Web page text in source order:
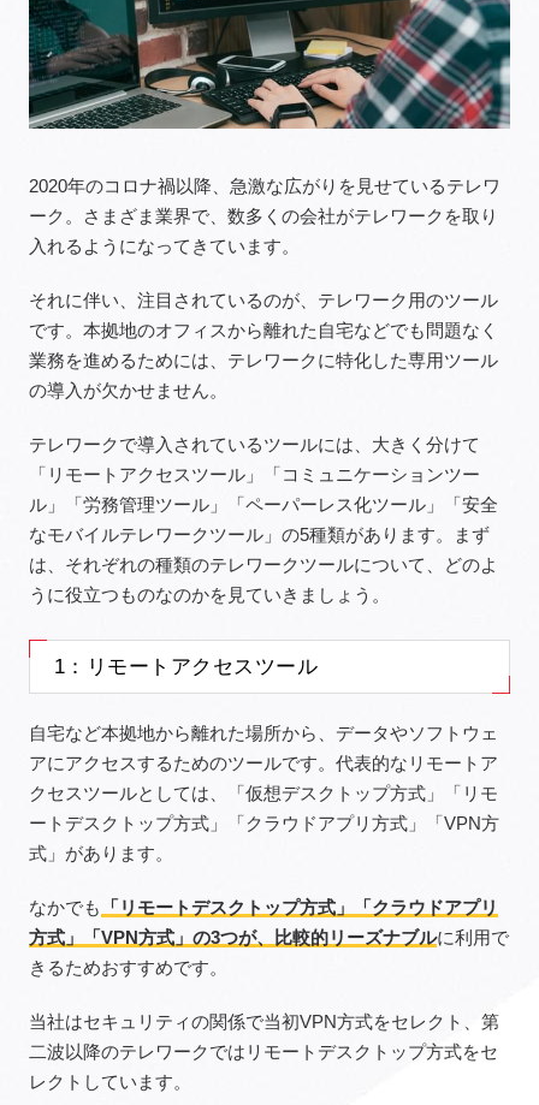
2020年のコロナ禍以降、急激な広がりを見せているテレワ
ーク。さまざま業界で、数多くの会社がテレワークを取り
入れるようになってきています。
それに伴い、注目されているのが、テレワーク用のツール
です。本拠地のオフィスから離れた自宅などでも問題なく
業務を進めるためには、テレワークに特化した専用ツール
の導入が欠かせません。
テレワークで導入されているツールには、大きく分けて
「リモートアクセスツール」「コミュニケーションツー
ル」「労務管理ツール」「ペーパーレス化ツール」「安全
なモバイルテレワークツール」の5種類があります。まず
は、それぞれの種類のテレワークツールについて、どのよ
うに役立つものなのかを見ていきましょう。
1：リモートアクセスツール
自宅など本拠地から離れた場所から、データやソフトウェ
アにアクセスするためのツールです。代表的なリモートア
クセスツールとしては、「仮想デスクトップ方式」「リモ
ートデスクトップ方式」「クラウドアプリ方式」「VPN方
式」があります。
なかでも
「リモートデスクトップ方式」「クラウドアプリ
方式」「VPN方式」の3つが、比較的リーズナブルに利用で
きるためおすすめです。
当社はセキュリティの関係で当初VPN方式をセレクト、第
二波以降のテレワークではリモートデスクトップ方式をセ
レクトしています。